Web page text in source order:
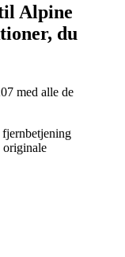
Alpine
du
med alle de
fjernbetjening
originale